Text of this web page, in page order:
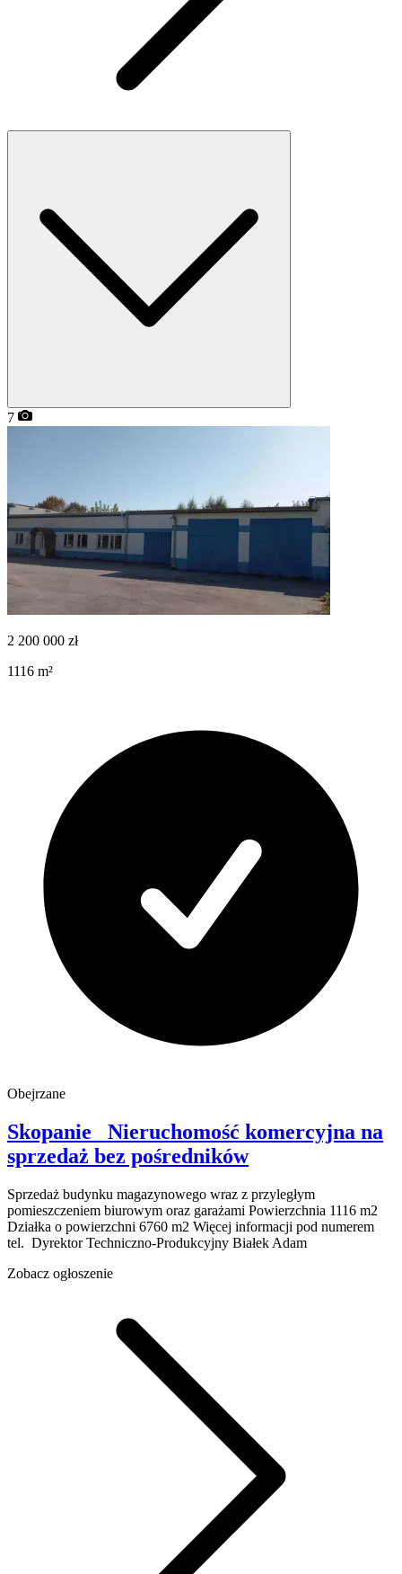
7
2 200 000 zł
1116 m²
Obejrzane
Skopanie
Nieruchomość komercyjna na
sprzedaż bez pośredników
Sprzedaż budynku magazynowego wraz z przyległym
pomieszczeniem biurowym oraz garażami Powierzchnia 1116 m2
Działka o powierzchni 6760 m2 Więcej informacji pod numerem
tel. Dyrektor Techniczno-Produkcyjny Białek Adam
Zobacz ogłoszenie